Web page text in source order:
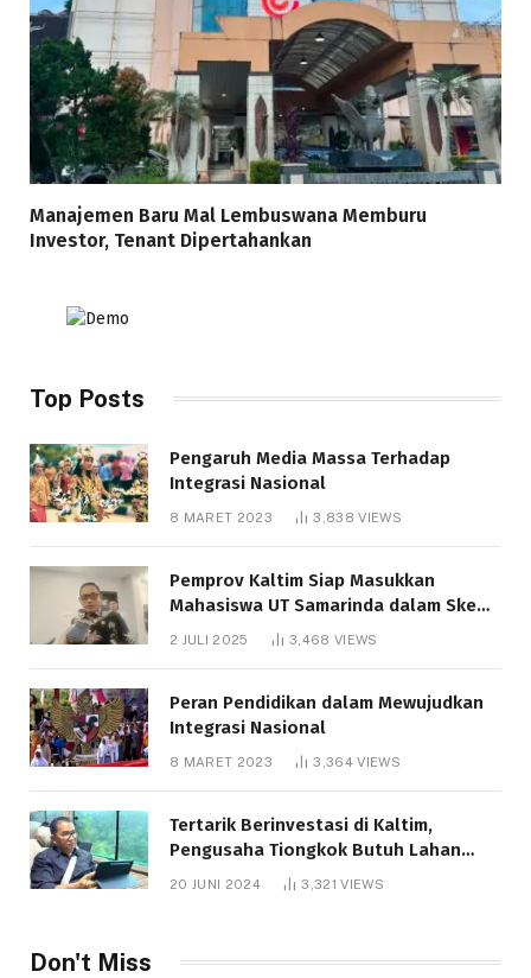
Manajemen Baru Mal Lembuswana Memburu
Investor, Tenant Dipertahankan
Top Posts
Pengaruh Media Massa Terhadap
Integrasi Nasional
8 MARET 2023 3,838VIEWS
Pemprov Kaltim Siap Masukkan
Mahasiswa UT Samarinda dalam Skema
Bantuan Pendidikan Gratispol
2 JULI 2025 3,468 VIEWS
Peran Pendidikan dalam Mewujudkan
Integrasi Nasional
8 MARET 2023 3,364VIEWS
Tertarik Berinvestasi di Kaltim,
Pengusaha Tiongkok Butuh Lahan
1.000 Hektare
20 JUNI 2024 3,321VIEWS
Don't Miss